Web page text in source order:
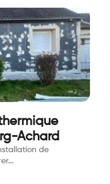
à Bourg-Achard
de